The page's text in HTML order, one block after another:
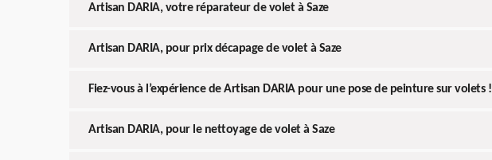
Artisan DARIA, votre réparateur de volet à Saze
Artisan DARIA, pour prix décapage de volet à Saze
Fiez-vous à l’expérience de Artisan DARIA pour une pose de peinture sur volets !
Artisan DARIA, pour le nettoyage de volet à Saze